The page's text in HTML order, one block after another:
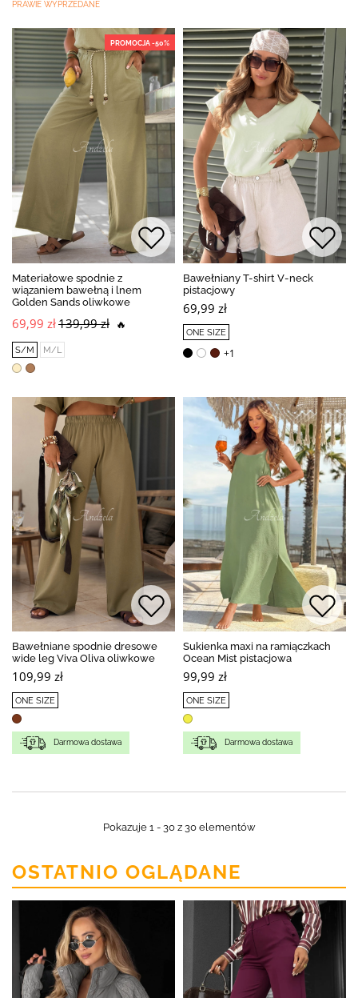
PRAWIE WYPRZEDANE
PROMOCJA -50%
Materiałowe spodnie z
wiązaniem bawełną i lnem
Golden Sands oliwkowe
69,99 zł139,99 zł 🔥
S/M M/L
Bawełniany T-shirt V-neck
pistacjowy
69,99 zł
ONE SIZE
+1
Bawełniane spodnie dresowe
wide leg Viva Oliva oliwkowe
109,99 zł
ONE SIZE
Darmowa dostawa
Sukienka maxi na ramiączkach
Ocean Mist pistacjowa
99,99 zł
ONE SIZE
Darmowa dostawa
Pokazuje 1 - 30 z 30 elementów
OSTATNIO OGLĄDANE